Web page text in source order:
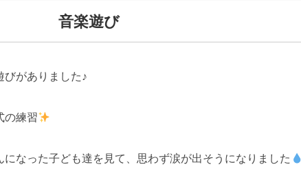
音楽遊び
びがありました♪
の練習
なった子ども達を見て、思わず涙が出そうになりました